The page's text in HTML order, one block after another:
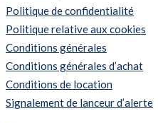
Politique de confidentialité
Politique relative aux cookies
Conditions générales
Conditions générales d’achat
Conditions de location
Signalement de lanceur d’alerte